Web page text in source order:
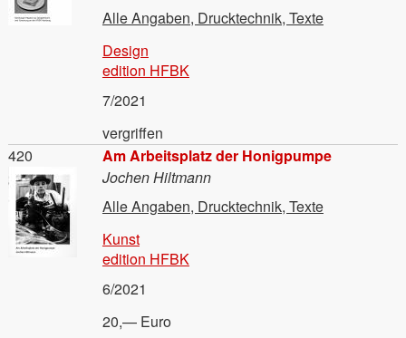
Alle Angaben, Drucktechnik, Texte
Design
edition HFBK
7/2021
vergriffen
Am Arbeitsplatz der Honigpumpe
Material
420
Jochen Hiltmann
Alle Angaben, Drucktechnik, Texte
Kunst
edition HFBK
6/2021
20,— Euro